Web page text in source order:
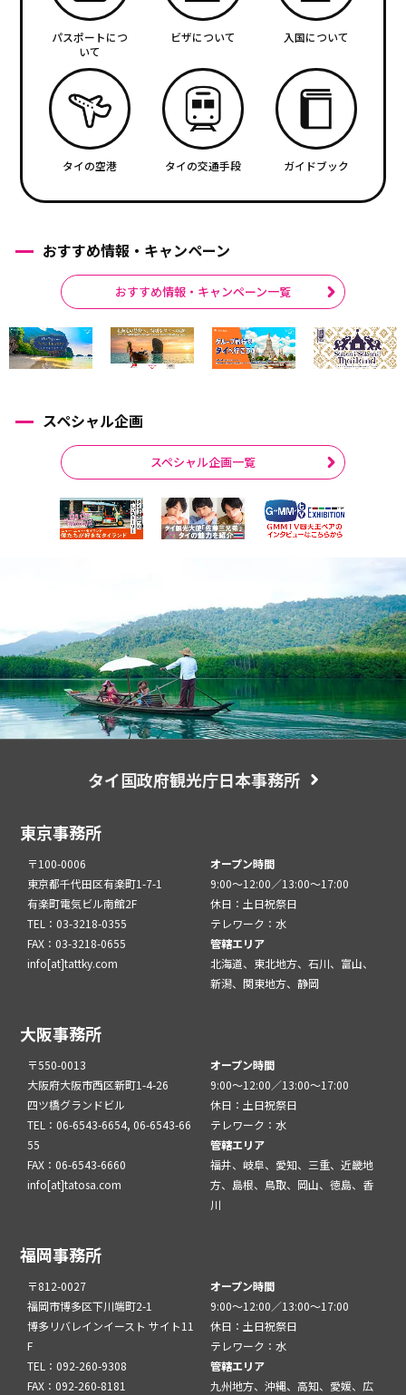
パスポートにつ
いて
ビザについて 入国について
タイの空港 タイの交通手段 ガイドブック
おすすめ情報・キャンペーン
おすすめ情報・キャンペーン一覧
スペシャル企画
スペシャル企画一覧
タイ国政府観光庁日本事務所
東京事務所
〒100-0006
東京都千代田区有楽町1-7-1
有楽町電気ビル南館2F
TEL：03-3218-0355
FAX：03-3218-0655
info[at]tattky.com
オープン時間
9:00～12:00／13:00～17:00
休日：土日祝祭日
テレワーク：水
管轄エリア
北海道、東北地方、石川、富山、
新潟、関東地方、静岡
大阪事務所
〒550-0013
大阪府大阪市西区新町1-4-26
四ツ橋グランドビル
TEL：06-6543-6654, 06-6543-66
55
FAX：06-6543-6660
info[at]tatosa.com
オープン時間
9:00～12:00／13:00～17:00
休日：土日祝祭日
テレワーク：水
管轄エリア
福井、岐阜、愛知、三重、近畿地
方、島根、鳥取、岡山、徳島、香
川
福岡事務所
〒812-0027
福岡市博多区下川端町2-1
博多リバレインイースト サイト11
F
TEL：092-260-9308
FAX：092-260-8181
オープン時間
9:00～12:00／13:00～17:00
休日：土日祝祭日
テレワーク：水
管轄エリア
九州地方、沖縄、高知、愛媛、広